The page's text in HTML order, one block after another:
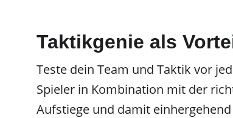
Taktikgenie als
Teste dein Team und Taktik vor
Spieler in Kombination mit der
Aufstiege und damit